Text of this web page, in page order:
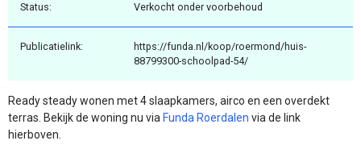
Status: Verkocht onder voorbehoud
Publicatielink:
https://funda.nl/koop/roermond/huis-
88799300-schoolpad-54/
Ready steady wonen met 4 slaapkamers, airco en een overdekt
terras. Bekijk de woning nu via Funda Roerdalen via de link
hierboven.